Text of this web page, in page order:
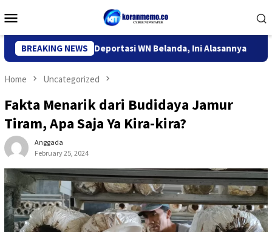
to
Menu
BREAKING NEWS
Kediri Deportasi WN Belanda, Ini Alasannya 9
Home Uncategorized
Fakta Menarik dari Budidaya Jamur
Tiram, Apa Saja Ya Kira-kira?
Anggada
February 25, 2024